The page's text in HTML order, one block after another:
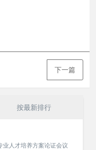
下一篇
按最新排行
人才培养方案论证会议